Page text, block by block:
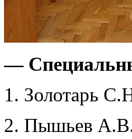
—
1. Золотарь
2. Пышьев